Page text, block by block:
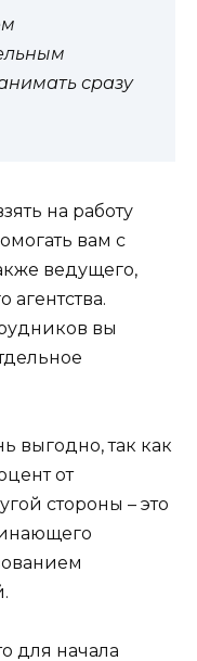
сразу
на работу
вам с
ведущего,
агентства.
вы
выгодно, так как
от
стороны – это
для начала